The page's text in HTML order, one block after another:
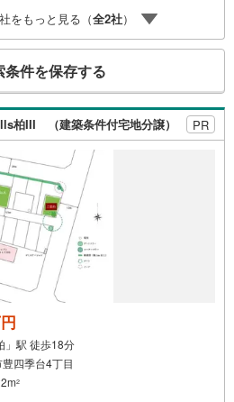
！● お客様の一生の宝物になるお家探
ナーになれるよう全力でサポート致し
談には迅速にご対応致します！お気軽
をもっと見る（全2社）
条件を保存する
柏III （建築条件付宅地分譲） PR
」駅 徒歩18分
四季台4丁目
2